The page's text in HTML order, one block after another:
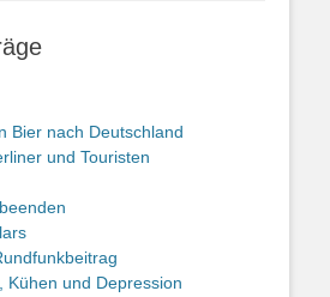
Bier nach Deutschland
und Touristen
Kühen und Depression